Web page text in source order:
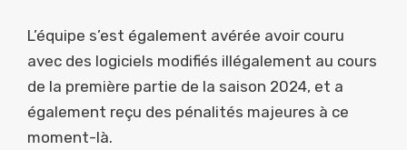
L’équipe s’est également avérée avoir couru
avec des logiciels modifiés illégalement au cours
de la première partie de la saison 2024, et a
également reçu des pénalités majeures à ce
moment-là.